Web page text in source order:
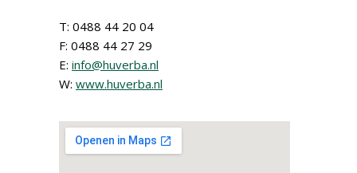
T: 0488 44 20 04
F: 0488 44 27 29
E: info@huverba.nl
W: www.huverba.nl